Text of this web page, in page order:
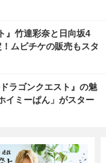
』竹達彩奈と日向坂4
ムビチケの販売もスタ
ラゴンクエスト』の魅
イミーぱん」がスター